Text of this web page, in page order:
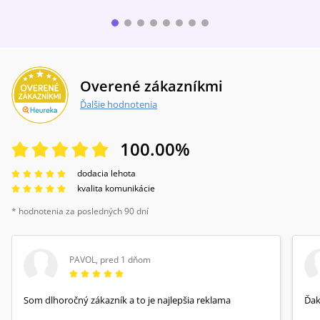
Overené zákazníkmi
Ďalšie hodnotenia
100.00%
dodacia lehota
kvalita komunikácie
* hodnotenia za posledných 90 dní
PAVOL, pred 1 dňom
Som dlhoročný zákazník a to je najlepšia reklama